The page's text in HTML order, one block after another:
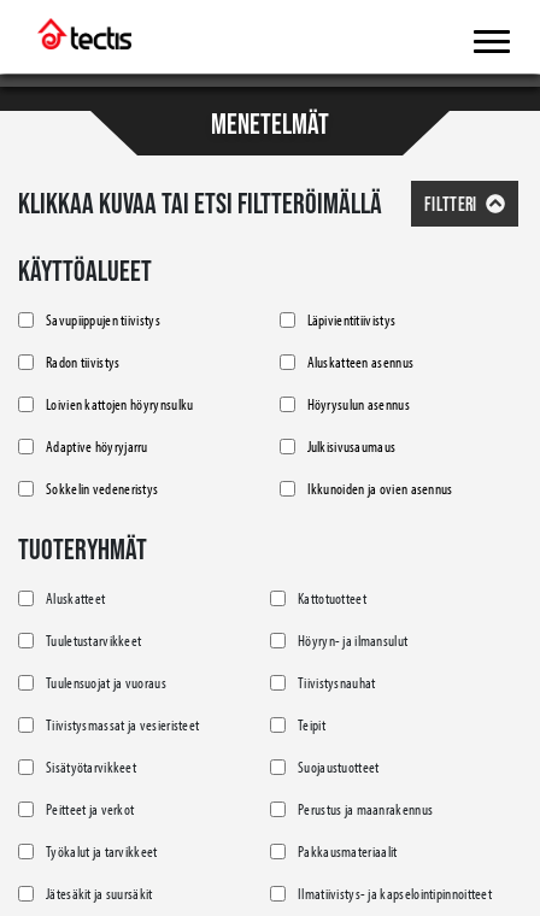
MENETELMÄT
KLIKKAA KUVAA TAI ETSI FILTTERÖIMÄLLÄ FILTTERI
KÄYTTÖALUEET
Savupiippujen tiivistys Läpivientitiivistys
Radon tiivistys Aluskatteen asennus
Loivien kattojen höyrynsulku Höyrysulun asennus
Adaptive höyryjarru Julkisivusaumaus
Sokkelin vedeneristys Ikkunoiden ja ovien asennus
TUOTERYHMÄT
Aluskatteet Kattotuotteet
Tuuletustarvikkeet Höyryn- ja ilmansulut
Tuulensuojat ja vuoraus Tiivistysnauhat
Tiivistysmassat ja vesieristeet Teipit
Sisätyötarvikkeet Suojaustuotteet
Peitteet ja verkot Perustus ja maanrakennus
Työkalut ja tarvikkeet Pakkausmateriaalit
Jätesäkit ja suursäkit Ilmatiivistys- ja kapselointipinnoitteet